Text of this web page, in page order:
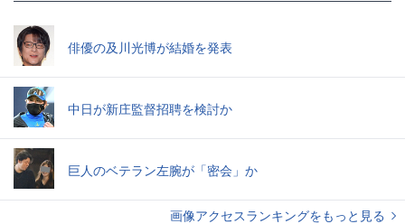
俳優の及川光博が結婚を発表
中日が新庄監督招聘を検討か
巨人のベテラン左腕が「密会」か
画像アクセスランキングをもっと見る